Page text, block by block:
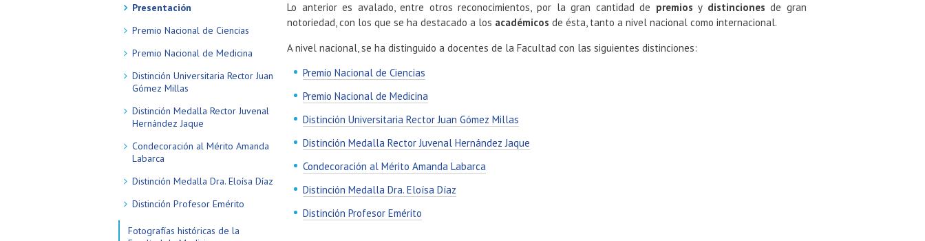
Presentación
Premio Nacional de Ciencias
Premio Nacional de Medicina
Distinción Universitaria Rector Juan
Gómez Millas
Distinción Medalla Rector Juvenal
Hernández Jaque
Condecoración al Mérito Amanda
Labarca
Distinción Medalla Dra. Eloísa Díaz
Distinción Profesor Emérito
Fotografías históricas de la
Lo anterior es avalado, entre otros reconocimientos, por la gran cantidad de premios y distinciones de gran
notoriedad, con los que se ha destacado a los académicos de ésta, tanto a nivel nacional como internacional.
A nivel nacional, se ha distinguido a docentes de la Facultad con las siguientes distinciones:
Premio Nacional de Ciencias
Premio Nacional de Medicina
Distinción Universitaria Rector Juan Gómez Millas
Distinción Medalla Rector Juvenal Hernández Jaque
Condecoración al Mérito Amanda Labarca
Distinción Medalla Dra. Eloísa Díaz
Distinción Profesor Emérito